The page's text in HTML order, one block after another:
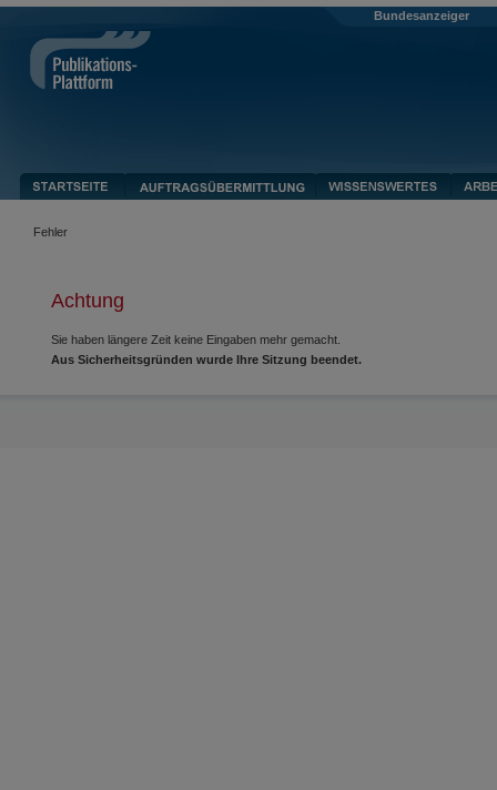
Bundesanzeiger
Fehler
Achtung
Sie haben längere Zeit keine Eingaben mehr gemacht.
Aus Sicherheitsgründen wurde Ihre Sitzung beendet.